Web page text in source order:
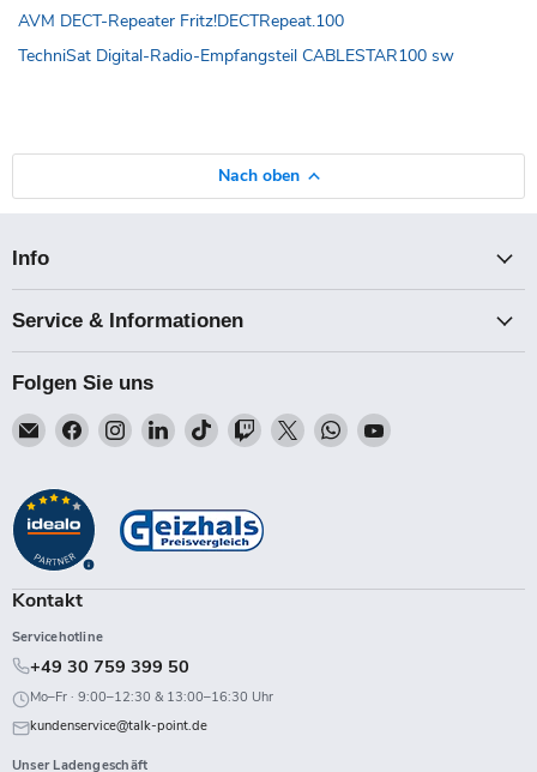
AVM DECT-Repeater Fritz!DECTRepeat.100
TechniSat Digital-Radio-Empfangsteil CABLESTAR100 sw
Nach oben
Info
Service & Informationen
Folgen Sie uns
Email
Talk-
Finden
Sie
auf
Facebook
Finden
Sie
auf
Instagram
Finden
Sie
auf
LinkedIn
Finden
Sie
auf
TikTok
Finden
Sie
Twitch
Finden
Sie
Finden
Sie
Finden
Kontakt
Servicehotline
+49 30 759 399 50
Mo–Fr · 9:00–12:30 & 13:00–16:30 Uhr
kundenservice@talk-point.de
Unser Ladengeschäft